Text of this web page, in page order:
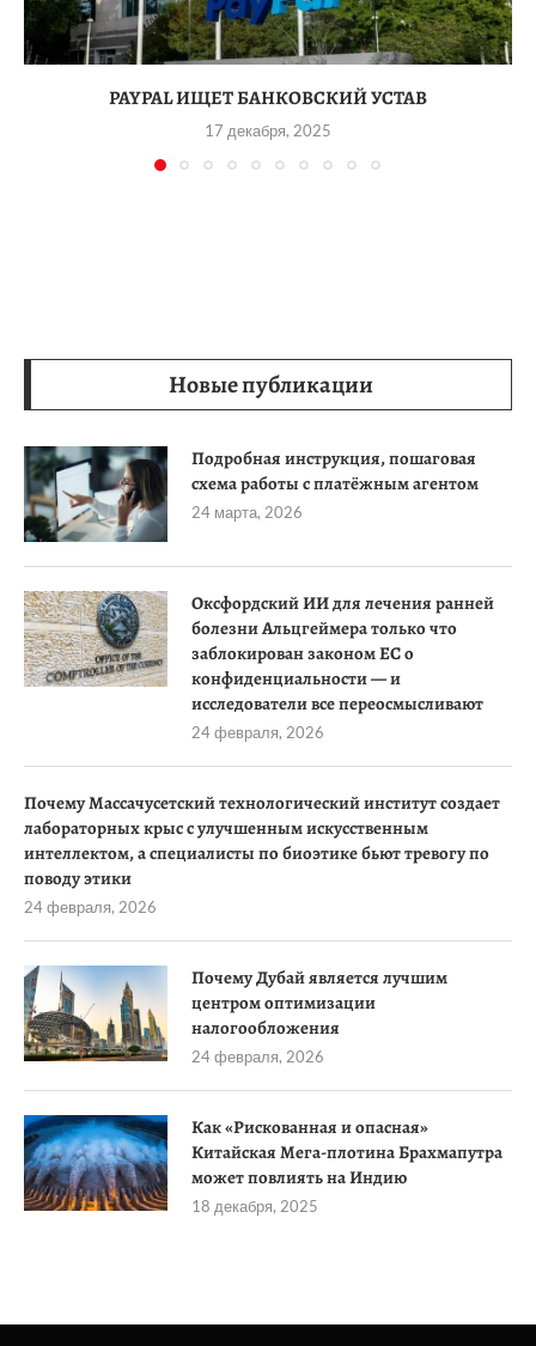
PAYPAL ИЩЕТ БАНКОВСКИЙ УСТАВ
17 декабря, 2025
Новые публикации
Подробная инструкция, пошаговая
схема работы с платёжным агентом
24 марта, 2026
Оксфордский ИИ для лечения ранней
болезни Альцгеймера только что
заблокирован законом ЕС о
конфиденциальности — и
исследователи все переосмысливают
24 февраля, 2026
Почему Массачусетский технологический институт создает
лабораторных крыс с улучшенным искусственным
интеллектом, а специалисты по биоэтике бьют тревогу по
поводу этики
24 февраля, 2026
Почему Дубай является лучшим
центром оптимизации
налогообложения
24 февраля, 2026
Как «Рискованная и опасная»
Китайская Мега-плотина Брахмапутра
может повлиять на Индию
18 декабря, 2025